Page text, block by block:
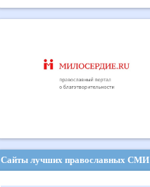
Сайты лучших православных СМИ